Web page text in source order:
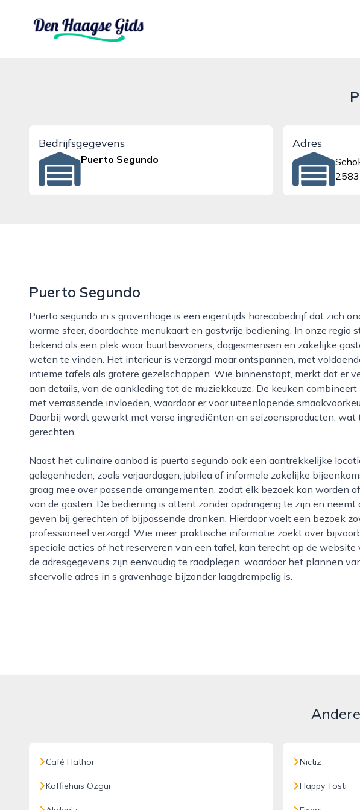
denhaagsegids.nl
Bedrijfsgegevens
Puerto Segundo
Adres
Puerto Segundo
Puerto segundo in s gravenhage is een eigentijds horecabedrijf dat zich onderscheidt door een
warme sfeer, doordachte menukaart en gastvrije bediening. In onze regio
bekend als een plek waar buurtbewoners, dagjesmensen en zakelijke
weten te vinden. Het interieur is verzorgd maar ontspannen, met
intieme tafels als grotere gezelschappen. Wie binnenstapt, merkt dat er
aan details, van de aankleding tot de muziekkeuze. De keuken
met verrassende invloeden, waardoor er voor uiteenlopende
Daarbij wordt gewerkt met verse ingrediënten en seizoensproducten, wat
gerechten.
Naast het culinaire aanbod is puerto segundo ook een aantrekkelijke locatie voor speciale
gelegenheden, zoals verjaardagen, jubilea of informele zakelijke
graag mee over passende arrangementen, zodat elk bezoek kan worden
van de gasten. De bediening is attent zonder opdringerig te zijn en
geven bij gerechten of bijpassende dranken. Hierdoor voelt een bezoek
professioneel verzorgd. Wie meer praktische informatie zoekt over
speciale acties of het reserveren van een tafel, kan terecht op de website
de adresgegevens zijn eenvoudig te raadplegen, waardoor het plannen
sfeervolle adres in s gravenhage bijzonder laagdrempelig is.
Café Hathor
Koffiehuis Özgur
Nictiz
Happy Tosti